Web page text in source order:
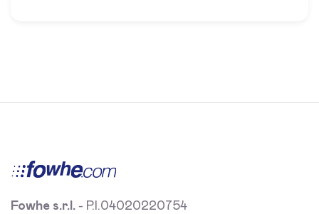
Fowhe s.r.l. - P.I.04020220754